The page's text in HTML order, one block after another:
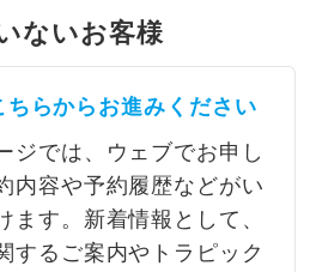
ないお客様
らからお進みください
ジでは、ウェブでお申し
内容や予約履歴などがい
ます。新着情報として、
するご案内やトラピック